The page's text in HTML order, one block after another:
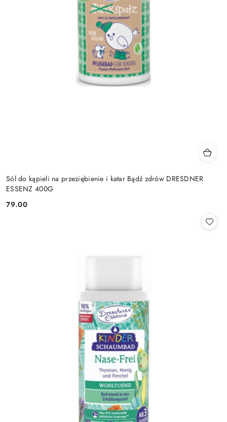
Sól do kąpieli na przeziębienie i katar Bądź zdrów DRESDNER
ESSENZ 400G
Cena:
79.00